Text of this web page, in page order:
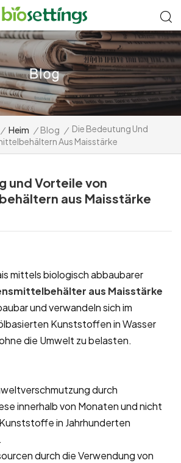
/ Heim / Blog / Die Bedeutung Und
Aus Maisstärke
und Vorteile von
aus Maisstärke
mittels biologisch abbaubarer
aus Maisstärke
und verwandeln sich im
Kunststoffen in Wasser
die Umwelt zu belasten.
durch
innerhalb von Monaten und nicht
in Jahrhunderten
durch die Verwendung von